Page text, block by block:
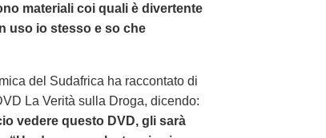
materiali coi quali è divertente
uso io stesso e so che
del Sudafrica ha raccontato di
La Verità sulla Droga, dicendo:
vedere questo DVD, gli sarà